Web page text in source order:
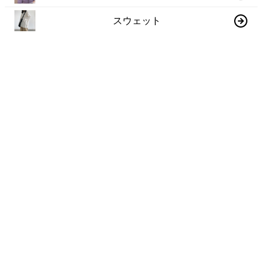
スウェット